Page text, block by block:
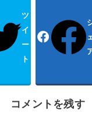
ツ
イ
ー
ト
コメントを残す